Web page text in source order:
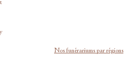
Nos funérariums par régions